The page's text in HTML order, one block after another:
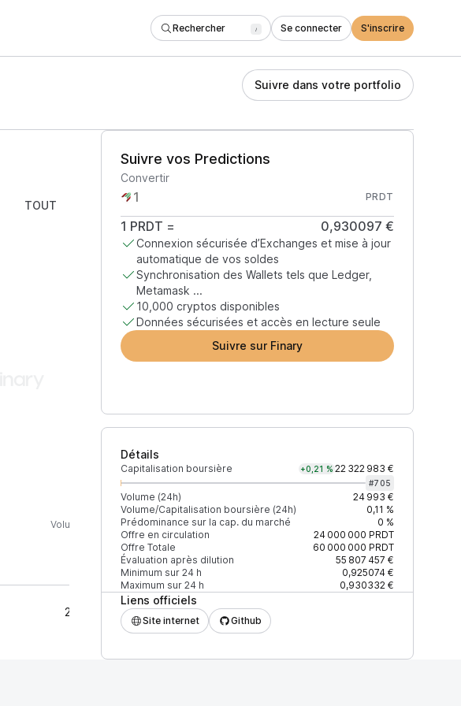
Rechercher / Se connecter S'inscrire
Suivre dans votre portfolio
TOUT
Suivre vos Predictions
Convertir
PRDT
1 PRDT = 0,930097 €
Connexion sécurisée d’Exchanges et mise à jour
automatique de vos soldes
Synchronisation des Wallets tels que Ledger,
Metamask ...
10,000 cryptos disponibles
Données sécurisées et accès en lecture seule
Suivre sur Finary
Détails
Capitalisation boursière +0,21 % 22 322 983 €
#705
Volume (24h)
24 993 €
Volume/Capitalisation boursière (24h)
0,11 %
Prédominance sur la cap. du marché
0 %
Offre en circulation
24 000 000 PRDT
Offre Totale
60 000 000 PRDT
Évaluation après dilution
55 807 457 €
Minimum sur 24 h
0,925074 €
Maximum sur 24 h
0,930332 €
Liens officiels
Site internet Github
Volume (24h) % du volume Confiance Mis à jour
28 798 $ 100 % ÉLEVÉE